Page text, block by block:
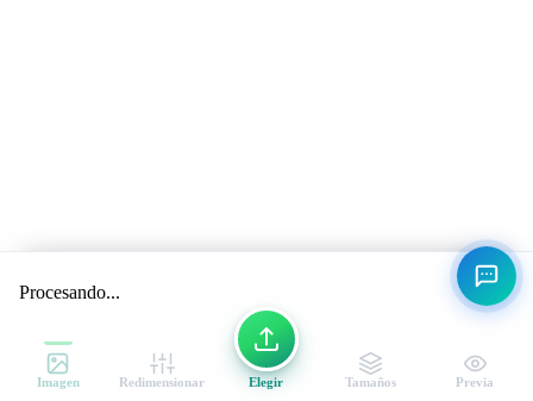
Procesando...
Imagen Redimensionar Elegir Tamaños Previa